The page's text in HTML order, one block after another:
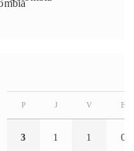
P J V E
3 1 1 0